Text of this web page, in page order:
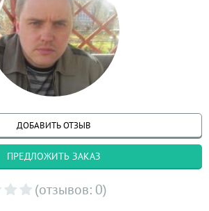
ДОБАВИТЬ ОТЗЫВ
ПРЕДЛОЖИТЬ ЗАКАЗ
(отзывов: 0)